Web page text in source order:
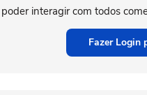
interagir com todos
Fazer Login